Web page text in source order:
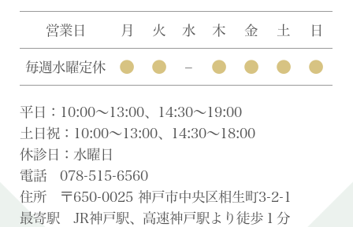
営業日 月 火 水 木 金 土 日
毎週水曜定休 ● ● – ● ● ● ●
平日：10:00〜13:00、14:30〜19:00
土日祝：10:00〜13:00、14:30〜18:00
休診日：水曜日
電話 078-515-6560
住所 〒650-0025 神戸市中央区相生町3-2-1
最寄駅 JR神戸駅、高速神戸駅より徒歩１分